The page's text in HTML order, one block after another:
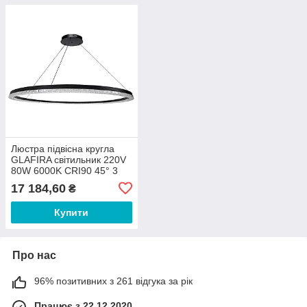
Люстра підвісна кругла
GLAFIRA світильник 220V
80W 6000K CRI90 45° 3
роки гарантії (MAG-3031-
D1050) LEDUA
17 184,60 ₴
Купити
Про нас
96% позитивних з 261 відгука за рік